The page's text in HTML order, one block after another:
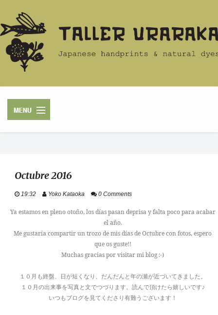
ACERCA
Octubre 2016
19:32 Yoko Kataoka 0 Comments
Ya estamos en pleno otoño, los días pasan deprisa y falta poco para acabar
el año.
Me gustaría compartir un trozo de mis días de Octubre con fotos, espero
que os guste!!
Muchas gracias por visitar mi blog :-)
１０月も終盤、日が短くなり、だんだんと年の瀬が近づいてきました。
１０月の出来事を写真と文でつづります。読んで頂けたら嬉しいです♪
いつもブログを見てくださり有難うございます！